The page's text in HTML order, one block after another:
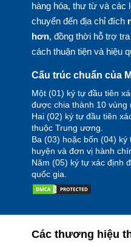
hàng hóa, thư từ và các
chuyển đến địa chỉ đích
hơn, đồng thời hỗ trợ
cách thuận tiện và hiệu
Cấu trúc chuẩn của
Một (01) ký tự đầu tiên
được chia thành 10 vùng
Hai (02) ký tự đầu tiên
thuộc Trung ương.
Ba (03) hoặc bốn (04) ký
huyện và đơn vị hành
Năm (05) ký tự xác định
quốc gia.
Các thương hiệu